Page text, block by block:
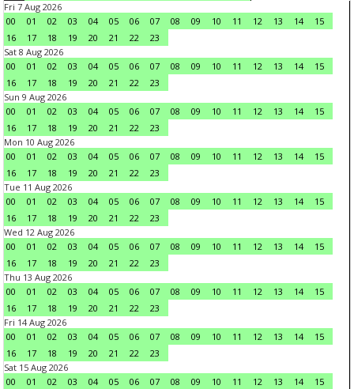
Fri 7 Aug 2026
00
01 02 03 04 05 06 07 08 09 10 11 12 13 14
15
16
17 18 19 20 21 22
23
Sat 8 Aug 2026
00
01 02 03 04 05 06 07 08 09 10 11 12 13 14
15
16
17 18 19 20 21 22
23
Sun 9 Aug 2026
00
01 02 03 04 05 06 07 08 09 10 11 12 13 14
15
16
17 18 19 20 21 22
23
Mon 10 Aug 2026
00
01 02 03 04 05 06 07 08 09 10 11 12 13 14
15
16
17 18 19 20 21 22
23
Tue 11 Aug 2026
00
01 02 03 04 05 06 07 08 09 10 11 12 13 14
15
16
17 18 19 20 21 22
23
Wed 12 Aug 2026
00
01 02 03 04 05 06 07 08 09 10 11 12 13 14
15
16
17 18 19 20 21 22
23
Thu 13 Aug 2026
00
01 02 03 04 05 06 07 08 09 10 11 12 13 14
15
16
17 18 19 20 21 22
23
Fri 14 Aug 2026
00
01 02 03 04 05 06 07 08 09 10 11 12 13 14
15
16
17 18 19 20 21 22
23
Sat 15 Aug 2026
00
01 02 03 04 05 06 07 08 09 10 11 12 13 14 15